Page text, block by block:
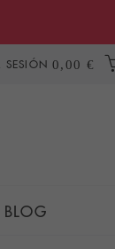
SESIÓN 0,00 €
BLOG